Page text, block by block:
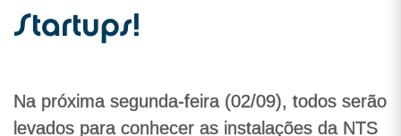
Startups!
Na próxima segunda-feira (02/09), todos serão
levados para conhecer as instalações da NTS